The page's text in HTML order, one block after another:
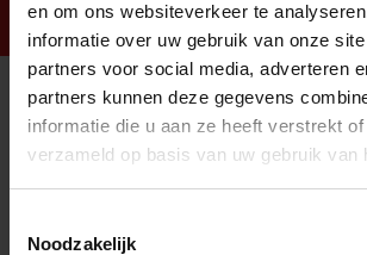
en om ons websiteverkeer te
informatie over uw gebruik van onze
partners voor social media, adverteren
partners kunnen deze gegevens
informatie die u aan ze heeft verstrekt
verzameld op basis van uw gebruik van
Noodzakelijk
Informatie